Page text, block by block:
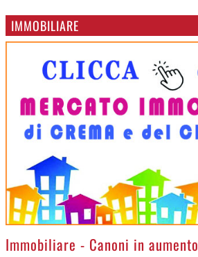
IMMOBILIARE
>Immobiliare - Canoni in aumento